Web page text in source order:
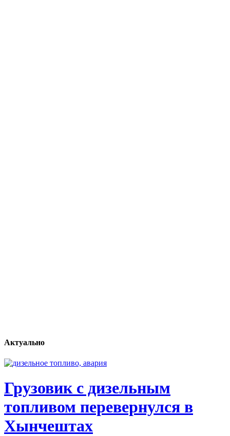
Актуально
Грузовик с дизельным
топливом перевернулся в
Хынчештах